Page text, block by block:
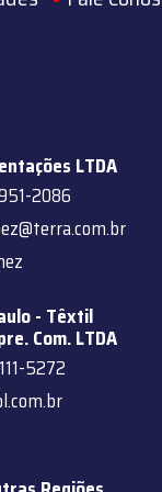
LTDA
2086
- Têxtil
Com. LTDA
5272